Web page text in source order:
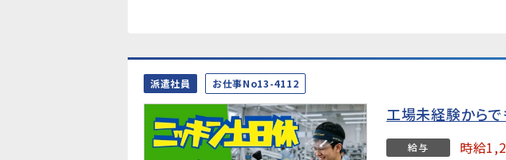
派遣社員 お仕事No13-4112
工場未経験から
給与 時給